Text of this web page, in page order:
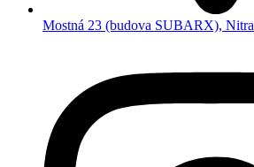
Mostná 23 (budova SUBARX), Nitra